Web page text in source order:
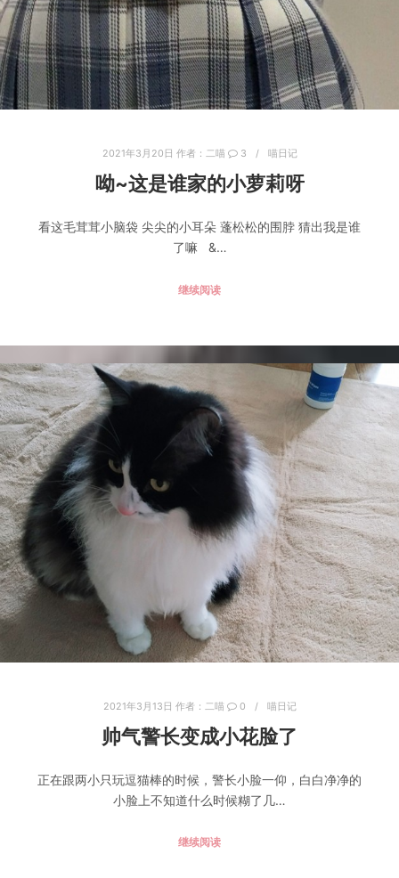
2021年3月20日 作者： 二喵 3 喵日记
呦~这是谁家的小萝莉呀
看这毛茸茸小脑袋 尖尖的小耳朵 蓬松松的围脖 猜出我是谁
了嘛 &…
继续阅读
2021年3月13日 作者： 二喵 0 喵日记
帅气警长变成小花脸了
正在跟两小只玩逗猫棒的时候，警长小脸一仰，白白净净的
小脸上不知道什么时候糊了几…
继续阅读